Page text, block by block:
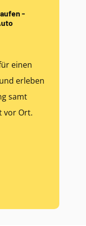
-
einen
erleben
samt
vor Ort.